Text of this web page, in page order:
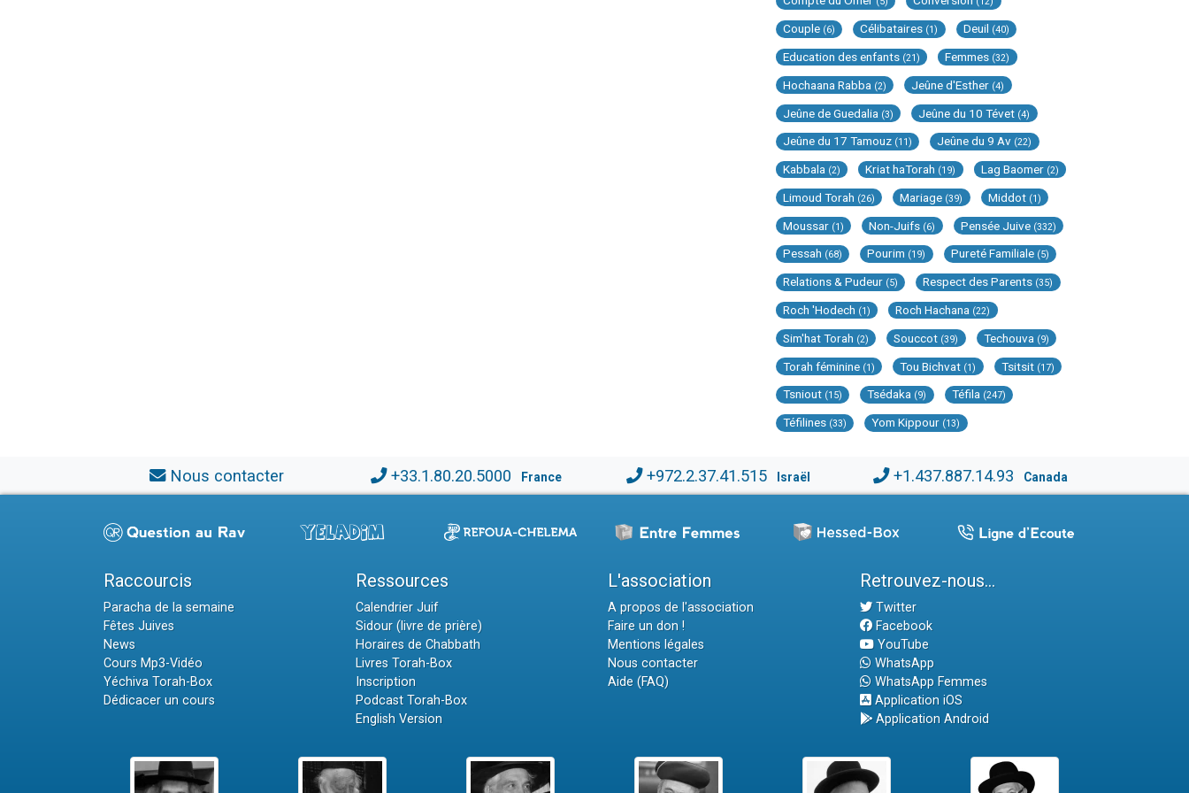
Couple (6) Célibataires (1) Deuil (40)
Education des enfants (21) Femmes (32)
Hochaana Rabba (2) Jeûne d'Esther (4)
Jeûne de Guedalia (3) Jeûne du 10 Tévet (4)
Jeûne du 17 Tamouz (11) Jeûne du 9 Av (22)
Kabbala (2) Kriat haTorah (19) Lag Baomer (2)
Limoud Torah (26) Mariage (39) Middot (1)
Moussar (1) Non-Juifs (6) Pensée Juive (332)
Pessah (68) Pourim (19) Pureté Familiale (5)
Relations & Pudeur (5) Respect des Parents (35)
Roch 'Hodech (1) Roch Hachana (22)
Sim'hat Torah (2) Souccot (39) Techouva (9)
Torah féminine (1) Tou Bichvat (1) Tsitsit (17)
Tsniout (15) Tsédaka (9) Téfila (247)
Téfilines (33) Yom Kippour (13)
Nous contacter +33.1.80.20.5000 France +972.2.37.41.515 Israël +1.437.887.14.93 Canada
Raccourcis
Paracha de la semaine
Fêtes Juives
News
Cours Mp3-Vidéo
Yéchiva Torah-Box
Dédicacer un cours
Ressources
Calendrier Juif
Sidour (livre de prière)
Horaires de Chabbath
Livres Torah-Box
Inscription
Podcast Torah-Box
English Version
L'association
A propos de l'association
Faire un don !
Mentions légales
Nous contacter
Aide (FAQ)
Retrouvez-nous...
Twitter
Facebook
YouTube
WhatsApp
WhatsApp Femmes
Application iOS
Application Android